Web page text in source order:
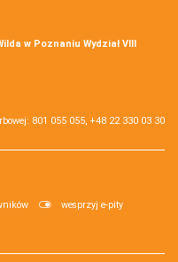
w Poznaniu Wydział VIII
801 055 055, +48 22 330 03 30
wesprzyj e-pity